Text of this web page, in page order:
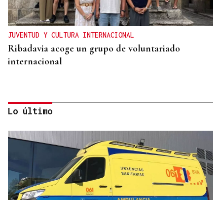
JUVENTUD Y CULTURA INTERNACIONAL
Ribadavia acoge un grupo de voluntariado
internacional
Lo último